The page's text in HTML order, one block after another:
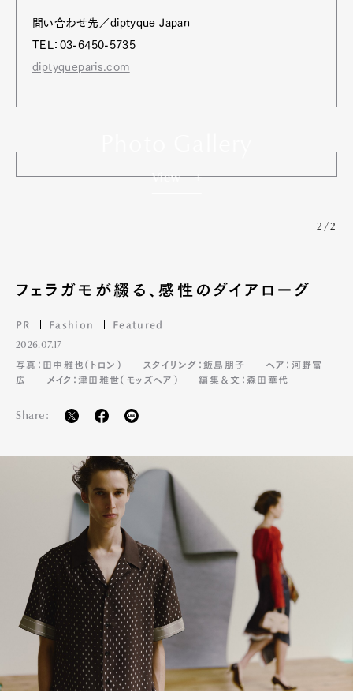
Art&DesignWatch
Fashion
Gourmet
Cars
問い合わせ先／diptyque Japan
TEL：03-6450-5735
diptyqueparis.com
Photo Gallery
View
2/2
フェラガモが綴る、感性のダイアローグ
PR Fashion Featured
2026.07.17
写真：田中雅也（トロン）
スタイリング：飯島朋子
ヘア：河野富
広
メイク：津田雅世（モッズヘア） 編集＆文：森田華代
Share: